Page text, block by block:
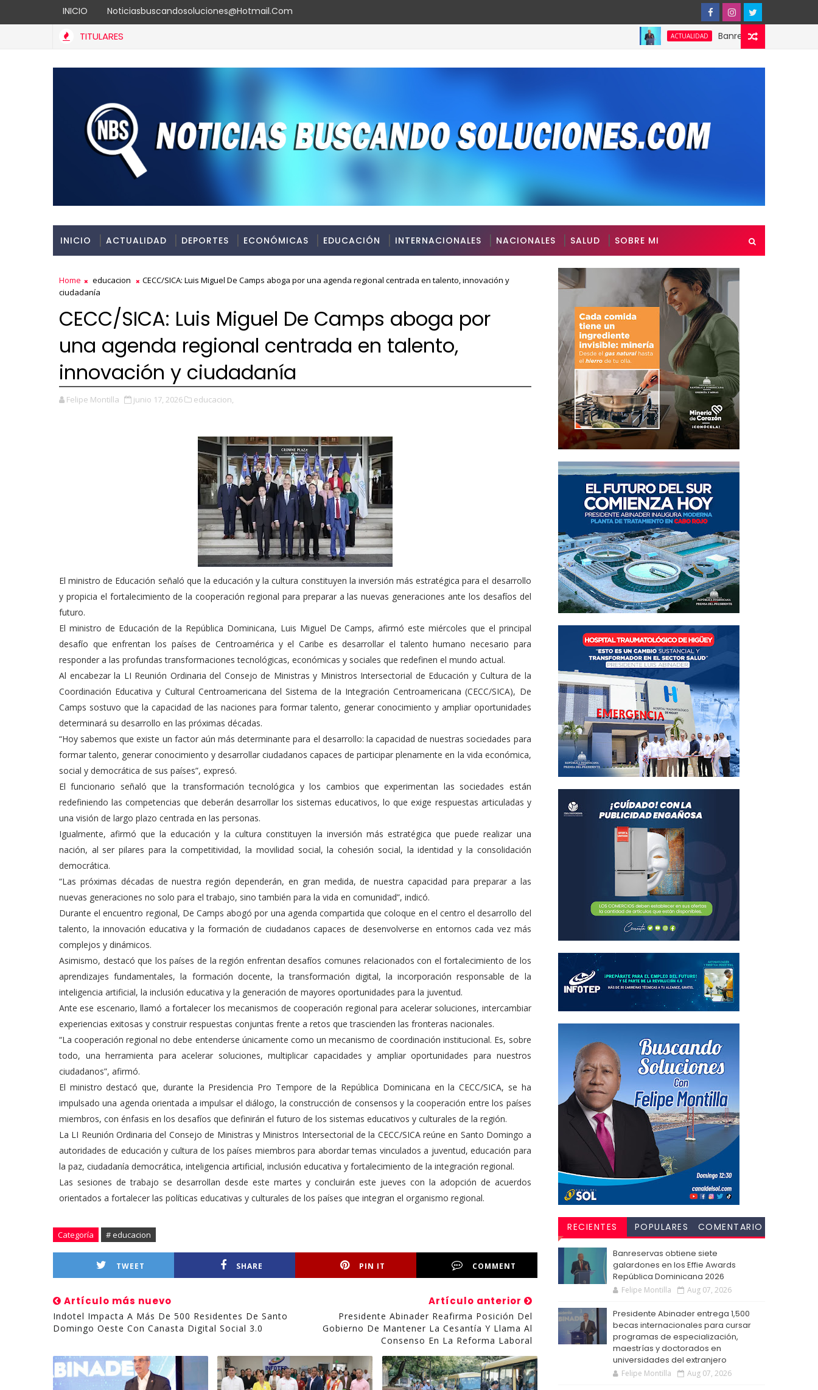
INICIO Noticiasbuscandosoluciones@hotmail.com
TITULARES ACTUALIDAD Banreservas obtiene siete
INICIO ACTUALIDAD DEPORTES ECONÓMICAS EDUCACIÓN INTERNACIONALES NACIONALES SALUD SOBRE MI
Home educacion
CECC/SICA: Luis Miguel De Camps aboga por una agenda regional centrada en talento, innovación y
ciudadanía
CECC/SICA: Luis Miguel De Camps aboga por
una agenda regional centrada en talento,
innovación y ciudadanía
Felipe Montilla junio 17, 2026 educacion,
El ministro de Educación señaló que la educación y la cultura constituyen la inversión más estratégica para el desarrollo
y propicia el fortalecimiento de la cooperación regional para preparar a las nuevas generaciones ante los desafíos del
futuro.
El ministro de Educación de la República Dominicana, Luis Miguel De Camps, afirmó este miércoles que el principal
desafío que enfrentan los países de Centroamérica y el Caribe es desarrollar el talento humano necesario para
responder a las profundas transformaciones tecnológicas, económicas y sociales que redefinen el mundo actual.
Al encabezar la LI Reunión Ordinaria del Consejo de Ministras y Ministros Intersectorial de Educación y Cultura de la
Coordinación Educativa y Cultural Centroamericana del Sistema de la Integración Centroamericana (CECC/SICA), De
Camps sostuvo que la capacidad de las naciones para formar talento, generar conocimiento y ampliar oportunidades
determinará su desarrollo en las próximas décadas.
“Hoy sabemos que existe un factor aún más determinante para el desarrollo: la capacidad de nuestras sociedades para
formar talento, generar conocimiento y desarrollar ciudadanos capaces de participar plenamente en la vida económica,
social y democrática de sus países”, expresó.
El funcionario señaló que la transformación tecnológica y los cambios que experimentan las sociedades están
redefiniendo las competencias que deberán desarrollar los sistemas educativos, lo que exige respuestas articuladas y
una visión de largo plazo centrada en las personas.
Igualmente, afirmó que la educación y la cultura constituyen la inversión más estratégica que puede realizar una
nación, al ser pilares para la competitividad, la movilidad social, la cohesión social, la identidad y la consolidación
democrática.
“Las próximas décadas de nuestra región dependerán, en gran medida, de nuestra capacidad para preparar a las
nuevas generaciones no solo para el trabajo, sino también para la vida en comunidad”, indicó.
Durante el encuentro regional, De Camps abogó por una agenda compartida que coloque en el centro el desarrollo del
talento, la innovación educativa y la formación de ciudadanos capaces de desenvolverse en entornos cada vez más
complejos y dinámicos.
Asimismo, destacó que los países de la región enfrentan desafíos comunes relacionados con el fortalecimiento de los
aprendizajes fundamentales, la formación docente, la transformación digital, la incorporación responsable de la
inteligencia artificial, la inclusión educativa y la generación de mayores oportunidades para la juventud.
Ante ese escenario, llamó a fortalecer los mecanismos de cooperación regional para acelerar soluciones, intercambiar
experiencias exitosas y construir respuestas conjuntas frente a retos que trascienden las fronteras nacionales.
“La cooperación regional no debe entenderse únicamente como un mecanismo de coordinación institucional. Es, sobre
todo, una herramienta para acelerar soluciones, multiplicar capacidades y ampliar oportunidades para nuestros
ciudadanos”, afirmó.
El ministro destacó que, durante la Presidencia Pro Tempore de la República Dominicana en la CECC/SICA, se ha
impulsado una agenda orientada a impulsar el diálogo, la construcción de consensos y la cooperación entre los países
miembros, con énfasis en los desafíos que definirán el futuro de los sistemas educativos y culturales de la región.
La LI Reunión Ordinaria del Consejo de Ministras y Ministros Intersectorial de la CECC/SICA reúne en Santo Domingo a
autoridades de educación y cultura de los países miembros para abordar temas vinculados a juventud, educación para
la paz, ciudadanía democrática, inteligencia artificial, inclusión educativa y fortalecimiento de la integración regional.
Las sesiones de trabajo se desarrollan desde este martes y concluirán este jueves con la adopción de acuerdos
orientados a fortalecer las políticas educativas y culturales de los países que integran el organismo regional.
Categoría # educacion
TWEET SHARE PIN IT COMMENT
Artículo más nuevo
Indotel Impacta A Más De 500 Residentes De Santo
Domingo Oeste Con Canasta Digital Social 3.0
Artículo anterior
Presidente Abinader Reafirma Posición Del
Gobierno De Mantener La Cesantía Y Llama Al
Consenso En La Reforma Laboral
RECIENTES POPULARES
COMENTARIO
Banreservas obtiene siete
galardones en los Effie Awards
República Dominicana 2026
Felipe Montilla Aug 07, 2026
Presidente Abinader entrega 1,500
becas internacionales para cursar
programas de especialización,
maestrías y doctorados en
universidades del extranjero
Felipe Montilla Aug 07, 2026